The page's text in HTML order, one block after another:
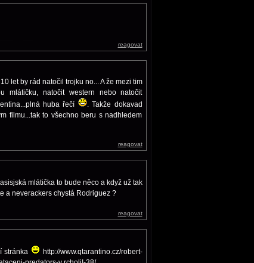
reagovat
let by rád natočil trojku no... A že mezi tim
mlátičku, natočit western nebo natočit
huba řečí
. Takže dokavad
filmu...tak to všechno beru s nadhledem
reagovat
mlátička to bude něco a když už tak
a neverackers chystá Rodriguez ?
reagovat
stránka
http://www.qtarantino.cz/robert-